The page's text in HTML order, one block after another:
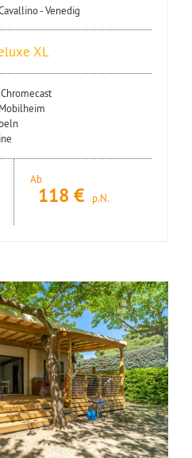
- Venedig
XL
Ab
118 € p.N.